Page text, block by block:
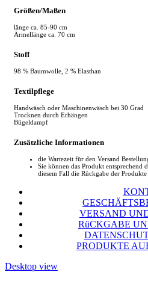
Größen/Maßen
länge ca. 85-90 cm
Ärmellänge ca. 70 cm
Stoff
98 % Baumwolle, 2 % Elasthan
Textilpflege
Handwäsch oder Maschinenwäsch bei 30 Grad
Trocknen durch Erhängen
Bügeldampf
Zusätzliche Informationen
die Wartezeit für den Versand
Sie können das Produkt entsprechend
diesem Fall die Rückgabe der
VERSAND
RüCKGABE
PRODUKTE
Desktop view